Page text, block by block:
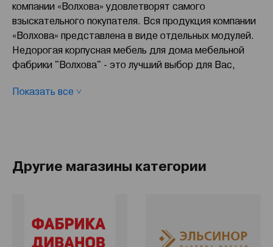
компании «Волхова» удовлетворят самого
взыскательного покупателя. Вся продукция компании
«Волхова» представлена в виде отдельных модулей.
Недорогая корпусная мебель для дома мебельной
фабрики "Волхова" - это лучший выбор для Вас,
зарубежными компаниями и соответствующей
Европейским экологическим стандартам.
Показать все ˅
Другие магазины категории